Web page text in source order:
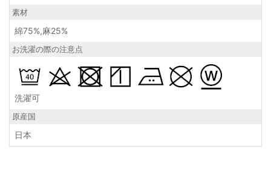
素材
綿75%,麻25%
お洗濯の際の注意点
洗濯可
原産国
日本